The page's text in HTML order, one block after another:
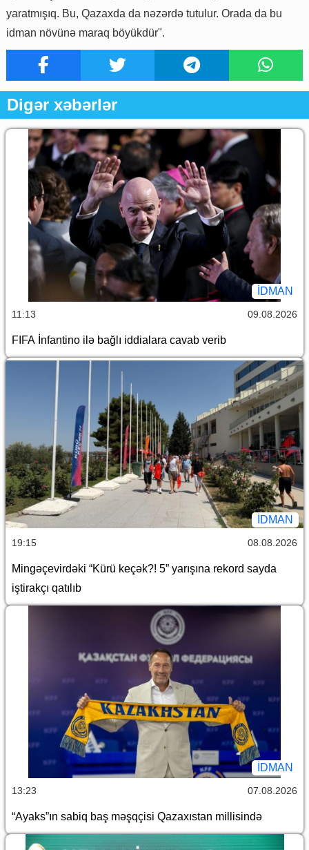
yaratmışıq. Bu, Qazaxda da nəzərdə tutulur. Orada da bu
idman növünə maraq böyükdür".
Digər xəbərlər
İDMAN
11:13 09.08.2026
FIFA İnfantino ilə bağlı iddialara cavab verib
İDMAN
19:15 08.08.2026
Mingəçevirdəki “Kürü keçək?! 5” yarışına rekord sayda
iştirakçı qatılıb
İDMAN
13:23 07.08.2026
“Ayaks”ın sabiq baş məşqçisi Qazaxıstan millisində